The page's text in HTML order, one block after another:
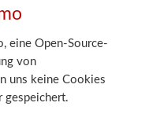
eine Open-Source-
von
uns keine Cookies
gespeichert.